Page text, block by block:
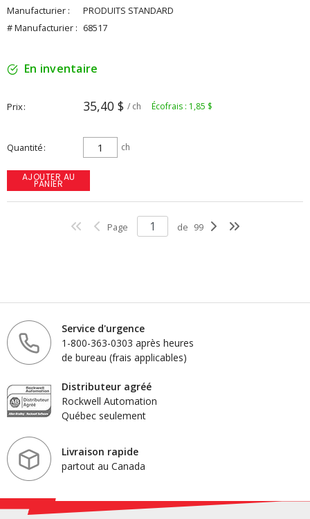
Manufacturier :
PRODUITS STANDARD
# Manufacturier : 68517
En inventaire
Prix 35,40 $ / ch Écofrais : 1,85 $
Quantité ch
AJOUTER AU
PANIER
Page de 99
Service d'urgence
1-800-363-0303 après heures
de bureau (frais applicables)
Distributeur agréé
Rockwell Automation
Québec seulement
Livraison rapide
partout au Canada